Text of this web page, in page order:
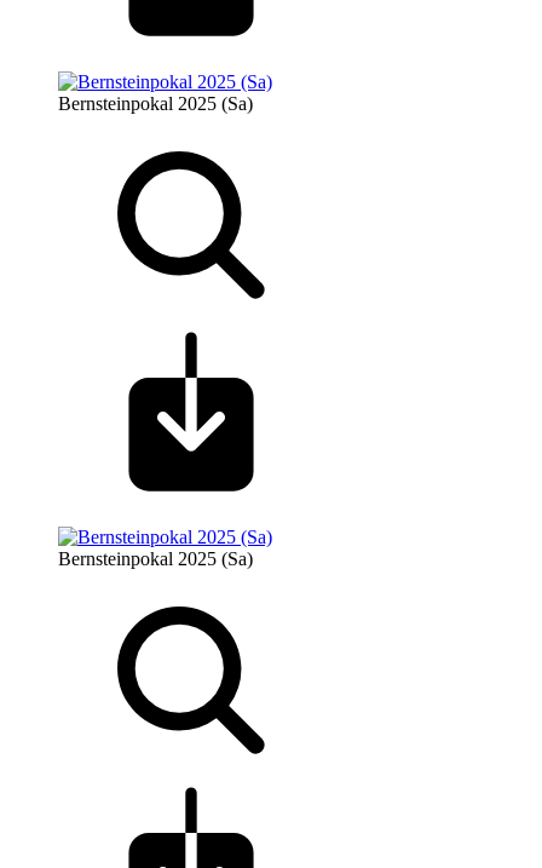
Bernsteinpokal 2025 (Sa)
Bernsteinpokal 2025 (Sa)